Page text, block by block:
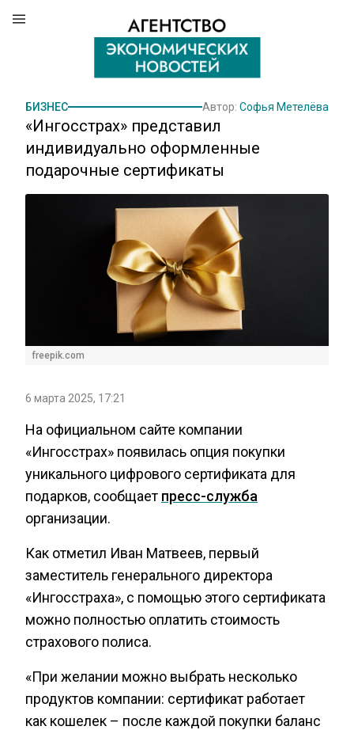
БИЗНЕС Автор: Софья Метелёва
«Ингосстрах» представил
индивидуально оформленные
подарочные сертификаты
freepik.com
6 марта 2025, 17:21
На официальном сайте компании
«Ингосстрах» появилась опция покупки
уникального цифрового сертификата для
подарков, сообщает пресс-служба
организации.
Как отметил Иван Матвеев, первый
заместитель генерального директора
«Ингосстраха», с помощью этого сертификата
можно полностью оплатить стоимость
страхового полиса.
«При желании можно выбрать несколько
продуктов компании: сертификат работает
как кошелек – после каждой покупки баланс